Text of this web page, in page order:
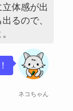
体感が出
るので、
ネコちゃん